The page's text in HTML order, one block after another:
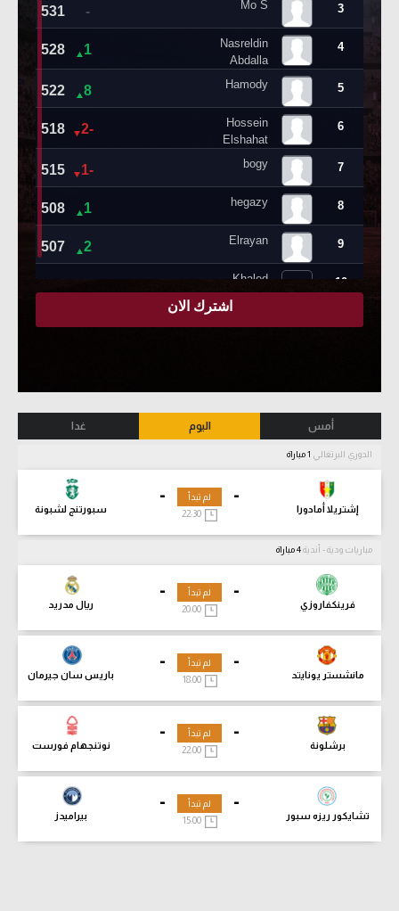
أمس اليوم غدا
الدوري البرتغالي
-
إشتريلا أمادورا
-
سبورتنج لشبونة
لم تبدأ
مباريات ودية - أندية
-
فرينكفاروزي
-
ريال مدريد
لم تبدأ
-
مانشستر يونايتد
-
باريس سان جيرمان
لم تبدأ
18:00
-
برشلونة
-
نوتنجهام فورست
لم تبدأ
-
تشايكور ريزه سبور
-
بيراميدز
لم تبدأ
15:00